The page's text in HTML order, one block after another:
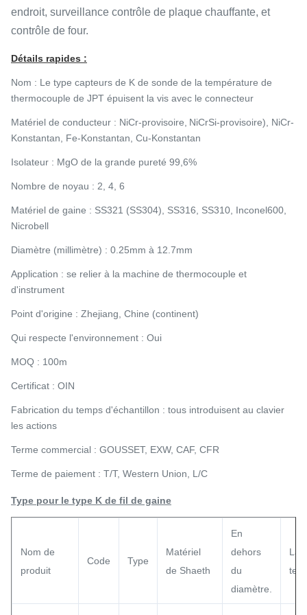
endroit, surveillance contrôle de plaque chauffante, et
contrôle de four.
Détails rapides :
Nom : Le type capteurs de K de sonde de la température de
thermocouple de JPT épuisent la vis avec le connecteur
Matériel de conducteur : NiCr-provisoire, NiCrSi-provisoire), NiCr-
Konstantan, Fe-Konstantan, Cu-Konstantan
Isolateur : MgO de la grande pureté 99,6%
Nombre de noyau : 2, 4, 6
Matériel de gaine : SS321 (SS304), SS316, SS310, Inconel600,
Nicrobell
Diamètre (millimètre) : 0.25mm à 12.7mm
Application : se relier à la machine de thermocouple et
d'instrument
Point d'origine : Zhejiang, Chine (continent)
Qui respecte l'environnement : Oui
MOQ : 100m
Certificat : OIN
Fabrication du temps d'échantillon : tous introduisent au clavier
les actions
Terme commercial : GOUSSET, EXW, CAF, CFR
Terme de paiement : T/T, Western Union, L/C
Type pour le type K de fil de gaine
Nom de
produit
Code Type
Matériel
de Shaeth
En
dehors
du
diamètre.
La